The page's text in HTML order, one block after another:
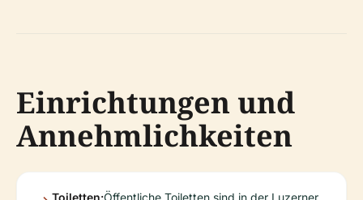
Einrichtungen und
Annehmlichkeiten
Toiletten:Öffentliche Toiletten sind in der Luzerner